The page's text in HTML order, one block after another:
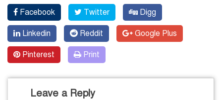
Facebook Twitter Digg
Linkedin Reddit Google Plus
Pinterest Print
Leave a Reply